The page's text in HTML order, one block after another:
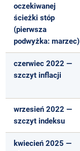
oczekiwanej
ścieżki stóp
(pierwsza
podwyżka: marzec)
czerwiec 2022 —
szczyt inflacji
wrzesień 2022 —
szczyt indeksu
kwiecień 2025 —